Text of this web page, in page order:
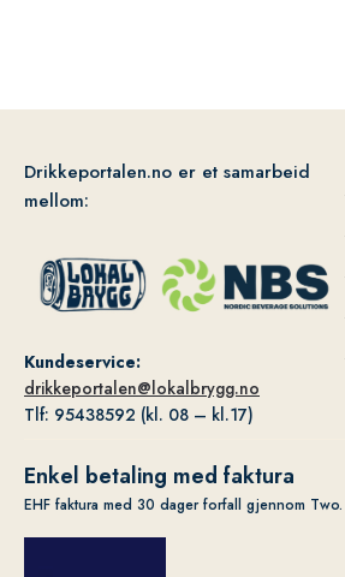
Drikkeportalen.no er et samarbeid
mellom:
Kundeservice:
drikkeportalen@lokalbrygg.no
Tlf: 95438592 (kl. 08 – kl.17)
Enkel betaling med faktura
EHF faktura med 30 dager forfall gjennom Two.